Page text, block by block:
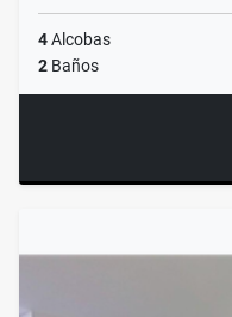
4Alcobas
2 Baños